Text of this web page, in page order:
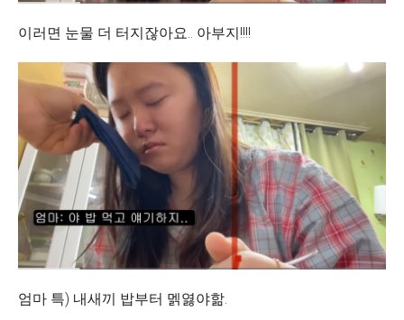
이러면 눈물 더 터지잖아요.. 아부지!!!!
엄마 특) 내새끼 밥부터 멝엻야핢.